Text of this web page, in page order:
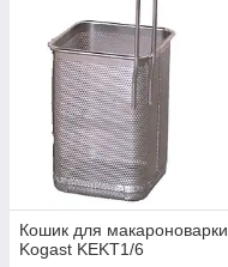
Кошик для макароноварки
Kogast KEKT1/6